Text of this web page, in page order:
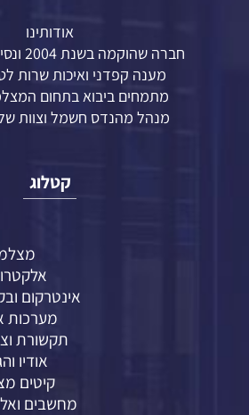
אודותינו
חברה שהוקמה בשנת 2004 ונסיון מעל 21 שנה
מענה קפדני ואיכות שרות
מתמחים ביבוא בתחום
מנהל מהנדס חשמל וצוות של 20
קטלוג
אינטרקום
מערכות
תקשורת
אודיו
קיטים
מחשבים